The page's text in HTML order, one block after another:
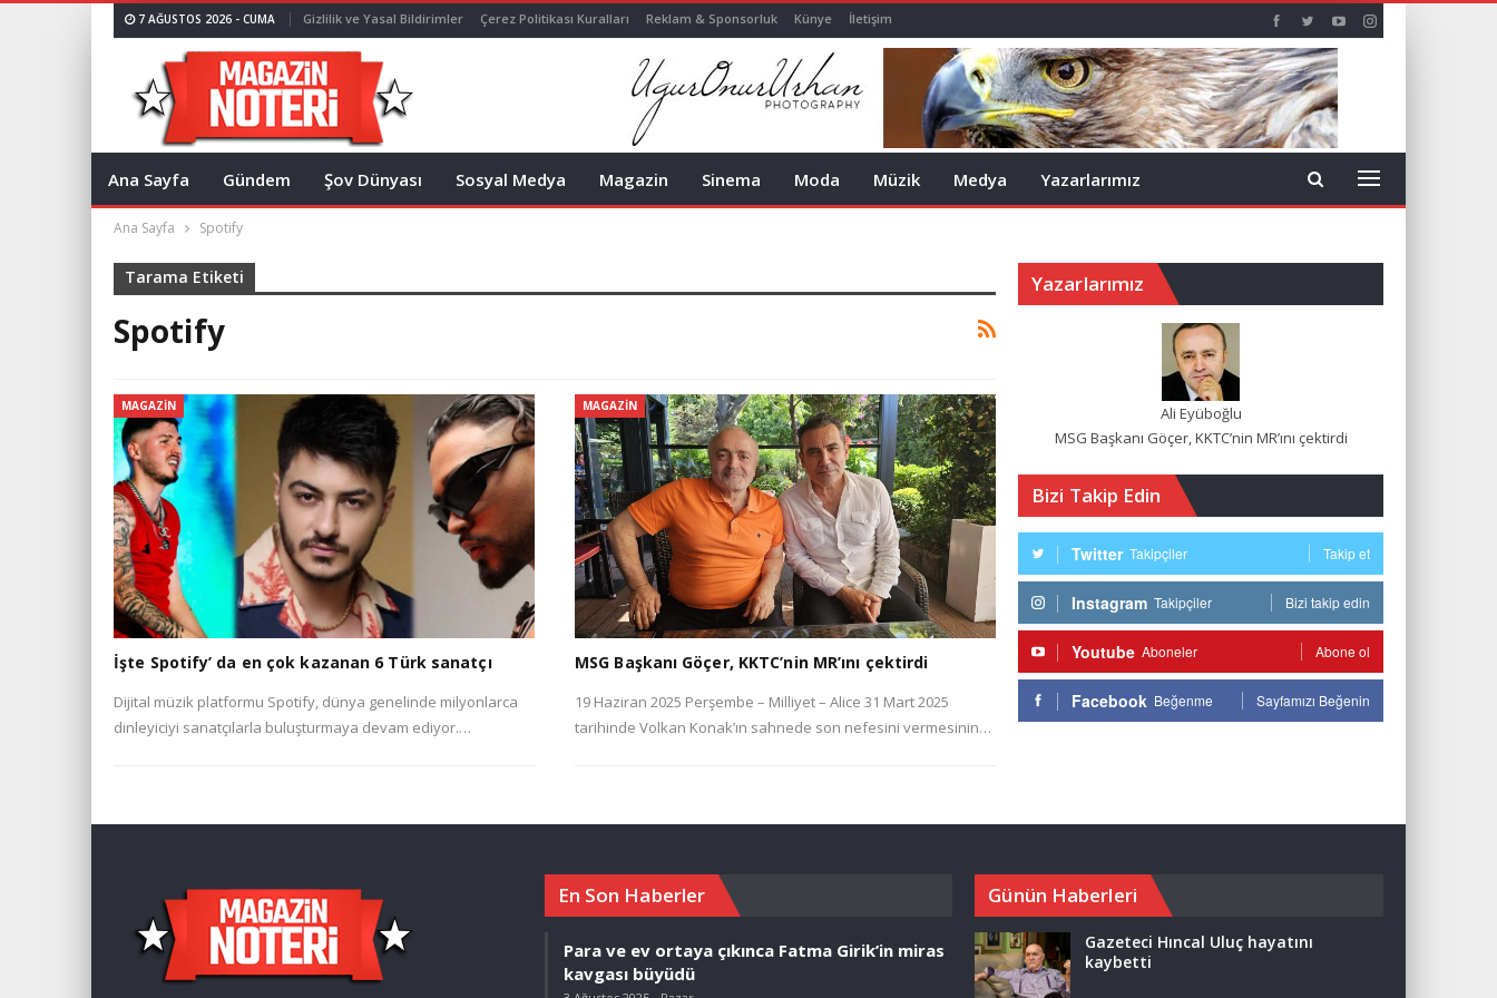
7 AĞUSTOS 2026 - CUMA Gizlilik ve Yasal Bildirimler Çerez Politikası Kuralları Reklam & Sponsorluk Künye İletişim
Ana Sayfa Gündem Şov Dünyası Sosyal Medya Magazin Sinema Moda Müzik Medya Yazarlarımız
Ana Sayfa Spotify
Tarama Etiketi
Spotify
MAGAZIN
İşte Spotify’ da en çok kazanan 6 Türk sanatçı
Dijital müzik platformu Spotify, dünya genelinde milyonlarca
dinleyiciyi sanatçılarla buluşturmaya devam ediyor.…
MAGAZIN
MSG Başkanı Göçer, KKTC’nin MR’ını çektirdi
19 Haziran 2025 Perşembe – Milliyet – Alice 31 Mart 2025
tarihinde Volkan Konak’ın sahnede son nefesini vermesinin…
Yazarlarımız
Ali Eyüboğlu
MSG Başkanı Göçer, KKTC’nin MR’ını çektirdi
Bizi Takip Edin
Twitter Takipçiler Takip et
Instagram Takipçiler Bizi takip edin
Youtube Aboneler Abone ol
Facebook Beğenme Sayfamızı Beğenin
En Son Haberler
Para ve ev ortaya çıkınca Fatma Girik’in miras
kavgası büyüdü
Günün Haberleri
Gazeteci Hıncal Uluç hayatını
kaybetti